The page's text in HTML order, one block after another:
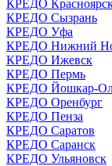
КРЕДО
КРЕДО Сызрань
КРЕДО Уфа
КРЕДО Нижний
КРЕДО Ижевск
КРЕДО Пермь
КРЕДО Йошкар-
КРЕДО Оренбург
КРЕДО Пенза
КРЕДО Саратов
КРЕДО Саранск
КРЕДО Ульяновск